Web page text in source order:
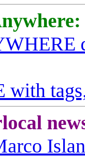
with